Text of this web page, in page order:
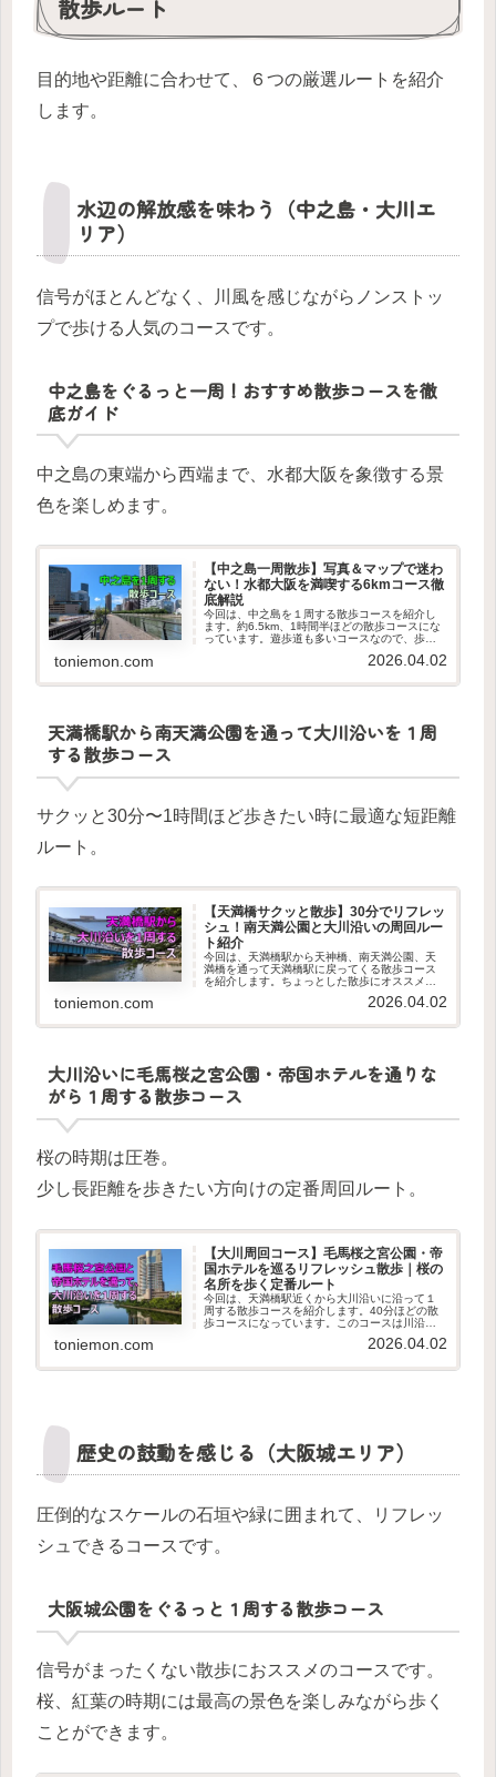
散歩ルート
目的地や距離に合わせて、６つの厳選ルートを紹介
します。
水辺の解放感を味わう（中之島・大川エ
リア）
信号がほとんどなく、川風を感じながらノンストッ
プで歩ける人気のコースです。
中之島をぐるっと一周！おすすめ散歩コースを徹
底ガイド
中之島の東端から西端まで、水都大阪を象徴する景
色を楽しめます。
【中之島一周散歩】写真＆マップで迷わ
ない！水都大阪を満喫する6kmコース徹
底解説
今回は、中之島を１周する散歩コースを紹介し
ます。約6.5km、1時間半ほどの散歩コースにな
っています。遊歩道も多いコースなので、歩き
る散歩コースのマップ中之島公園の天満橋方面
toniemon.com 2026.04.02
天満橋駅から南天満公園を通って大川沿いを１周
する散歩コース
サクッと30分〜1時間ほど歩きたい時に最適な短距離
ルート。
【天満橋サクッと散歩】30分でリフレッ
シュ！南天満公園と大川沿いの周回ルー
ト紹介
今回は、天満橋駅から天神橋、南天満公園、天
満橋を通って天満橋駅に戻ってくる散歩コース
を紹介します。ちょっとした散歩にオススメの
運動不足解消や気分転換の散歩に役立ててもら
toniemon.com 2026.04.02
大川沿いに毛馬桜之宮公園・帝国ホテルを通りな
がら１周する散歩コース
桜の時期は圧巻。
少し長距離を歩きたい方向けの定番周回ルート。
【大川周回コース】毛馬桜之宮公園・帝
国ホテルを巡るリフレッシュ散歩｜桜の
名所を歩く定番ルート
今回は、天満橋駅近くから大川沿いに沿って１
周する散歩コースを紹介します。40分ほどの散
歩コースになっています。このコースは川沿い
コースです。大川沿いに毛馬桜之宮公園を通り
toniemon.com 2026.04.02
歴史の鼓動を感じる（大阪城エリア）
圧倒的なスケールの石垣や緑に囲まれて、リフレッ
シュできるコースです。
大阪城公園をぐるっと１周する散歩コース
信号がまったくない散歩におススメのコースです。
桜、紅葉の時期には最高の景色を楽しみながら歩く
ことができます。